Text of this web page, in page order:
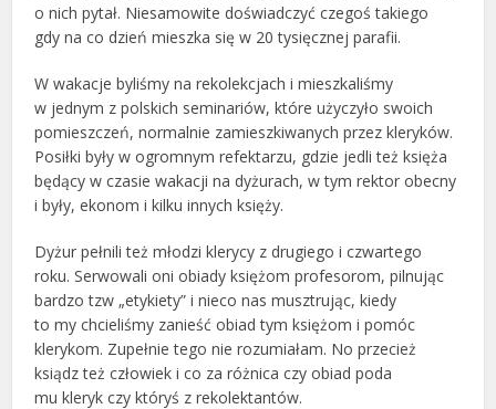
o nich pytał. Niesamowite doświadczyć czegoś takiego
gdy na co dzień mieszka się w 20 tysięcznej parafii.
W wakacje byliśmy na rekolekcjach i mieszkaliśmy
w jednym z polskich seminariów, które użyczyło swoich
pomieszczeń, normalnie zamieszkiwanych przez kleryków.
Posiłki były w ogromnym refektarzu, gdzie jedli też księża
będący w czasie wakacji na dyżurach, w tym rektor obecny
i były, ekonom i kilku innych księży.
Dyżur pełnili też młodzi klerycy z drugiego i czwartego
roku. Serwowali oni obiady księżom profesorom, pilnując
bardzo tzw „etykiety” i nieco nas musztrując, kiedy
to my chcieliśmy zanieść obiad tym księżom i pomóc
klerykom. Zupełnie tego nie rozumiałam. No przecież
ksiądz też człowiek i co za różnica czy obiad poda
mu kleryk czy któryś z rekolektantów.